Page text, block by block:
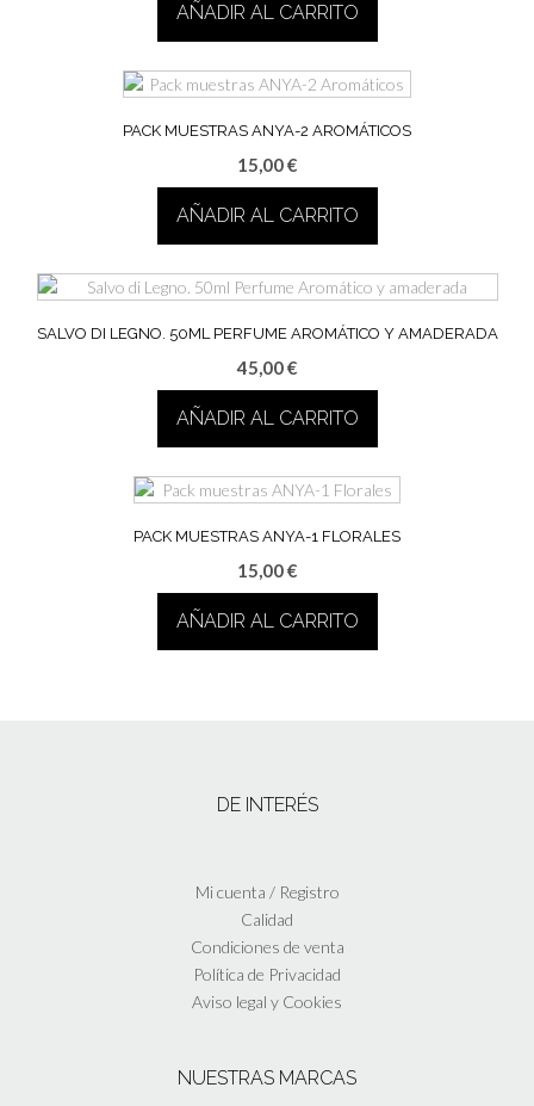
AÑADIR AL CARRITO
PACK MUESTRAS ANYA-2 AROMÁTICOS
15,00€
AÑADIR AL CARRITO
SALVO DI LEGNO. 50ML PERFUME AROMÁTICO Y AMADERADA
45,00€
AÑADIR AL CARRITO
PACK MUESTRAS ANYA-1 FLORALES
15,00€
AÑADIR AL CARRITO
DE INTERÉS
Mi cuenta / Registro
Calidad
Condiciones de venta
Política de Privacidad
Aviso legal y Cookies
NUESTRAS MARCAS